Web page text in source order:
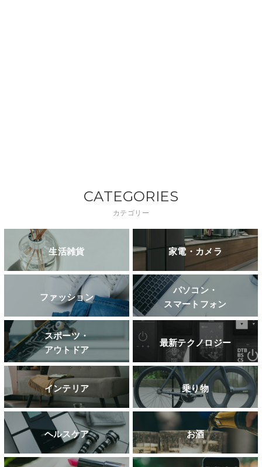
CATEGORIES
カテゴリー
生活雑貨 家電・カメラ
ファッション
パソコン・
スマートフォン
スポーツ・
アウトドア
最新テクノロジー
インテリア 乗り物
ヘルスケア お酒